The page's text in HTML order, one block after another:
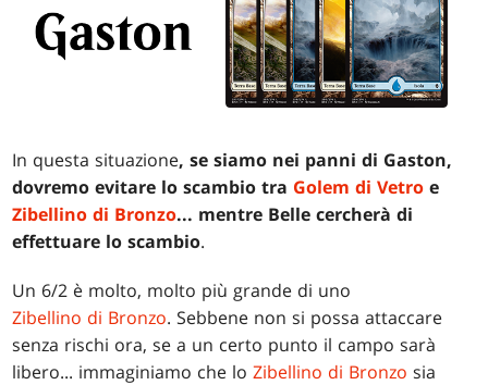
In questa situazione, se siamo nei panni di Gaston,
dovremo evitare lo scambio tra Golem di Vetro e
Zibellino di Bronzo... mentre Belle cercherà di
effettuare lo scambio.
Un 6/2 è molto, molto più grande di uno
Zibellino di Bronzo. Sebbene non si possa attaccare
senza rischi ora, se a un certo punto il campo sarà
libero... immaginiamo che loZibellino di Bronzo sia